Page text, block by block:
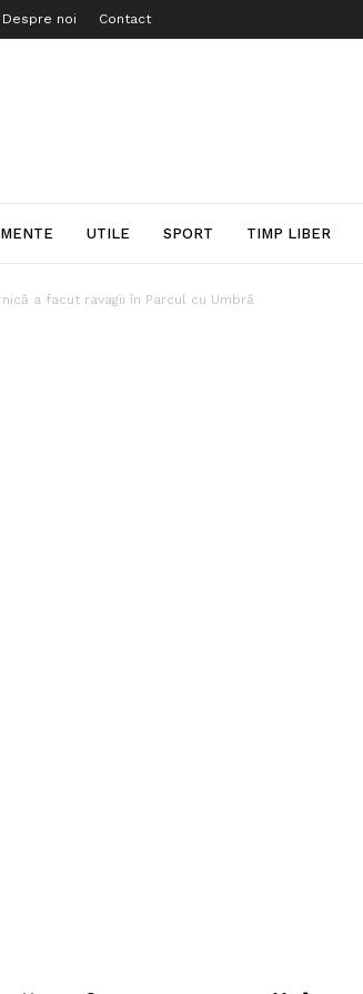
Despre noi Contact
UTILE SPORT TIMP LIBER
a facut ravagii în Parcul cu Umbră